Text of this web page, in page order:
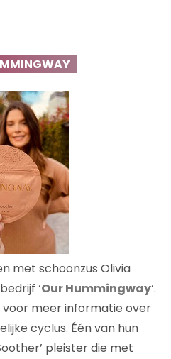
met schoonzus Olivia
‘Our Hummingway‘.
voor meer informatie over
cyclus. Één van hun
pleister die met